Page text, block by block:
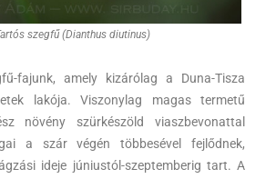
szegfű (Dianthus diutinus)
fajunk, amely kizárólag a Duna-Tisza
lakója. Viszonylag magas termetű
növény szürkészöld viaszbevonattal
a szár végén többesével fejlődnek,
ideje júniustól-szeptemberig tart. A